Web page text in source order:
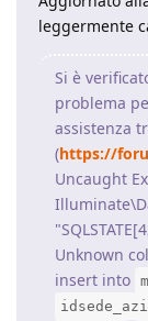
leggermente
Si è
problema
assistenza
(https://
Uncaught
Unknown
insert into